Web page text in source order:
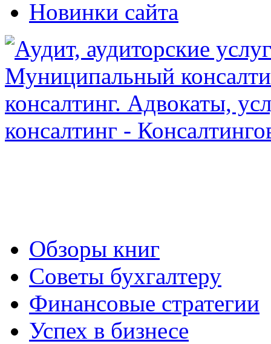
Новинки сайта
Обзоры книг
Советы бухгалтеру
Финансовые стратегии
Успех в бизнесе